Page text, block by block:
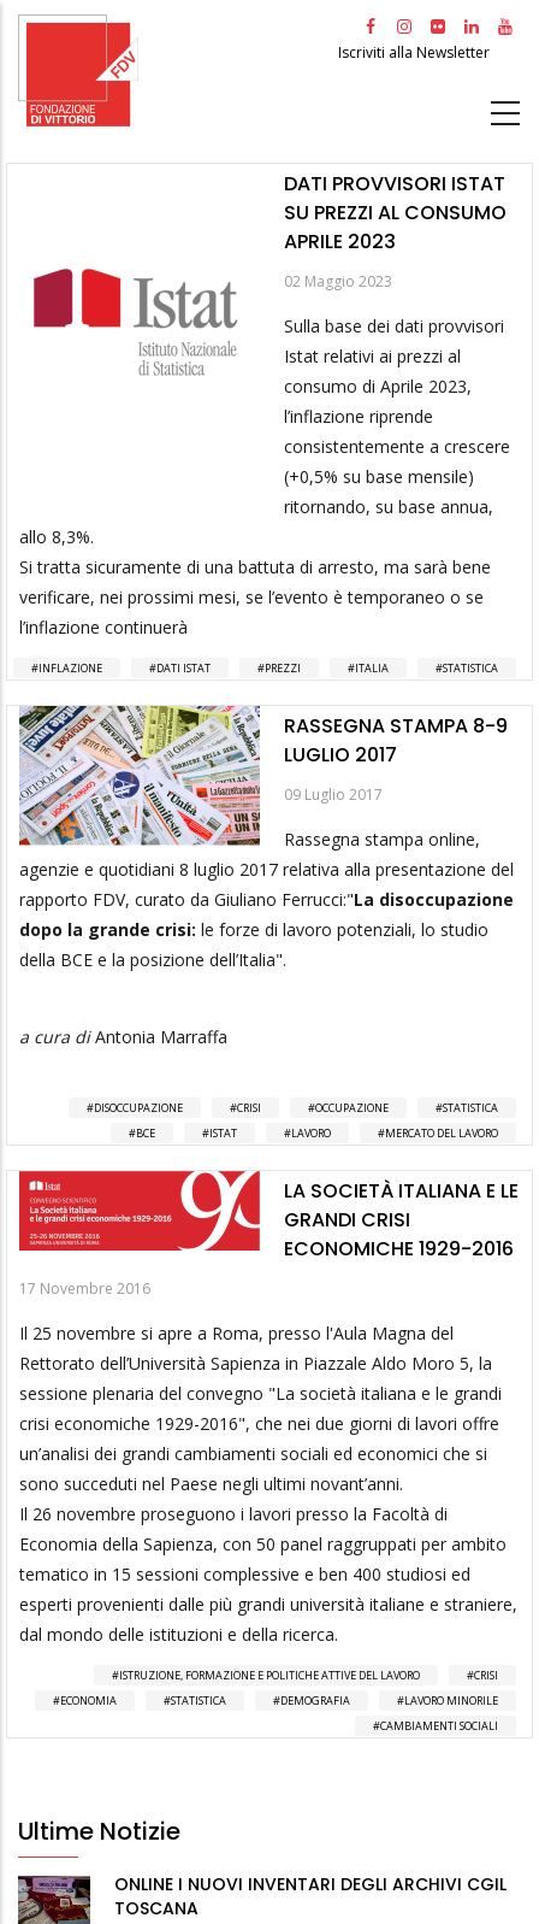
Salta
principale
Iscriviti alla Newsletter
DATI PROVVISORI ISTAT
SU PREZZI AL CONSUMO
APRILE 2023
02 Maggio 2023
Sulla base dei dati provvisori
Istat relativi ai prezzi al
consumo di Aprile 2023,
l’inflazione riprende
consistentemente a crescere
(+0,5% su base mensile)
ritornando, su base annua,
allo 8,3%.
Si tratta sicuramente di una battuta di arresto, ma sarà bene
verificare, nei prossimi mesi, se l’evento è temporaneo o se
l’inflazione continuerà
INFLAZIONE DATI ISTAT PREZZI ITALIA STATISTICA
RASSEGNA STAMPA 8-9
LUGLIO 2017
09 Luglio 2017
Rassegna stampa online,
agenzie e quotidiani 8 luglio 2017 relativa alla presentazione del
rapporto FDV, curato da Giuliano Ferrucci:"La disoccupazione
dopo la grande crisi: le forze di lavoro potenziali, lo studio
della BCE e la posizione dell’Italia".
a cura diAntonia Marraffa
DISOCCUPAZIONE CRISI OCCUPAZIONE
STATISTICA
BCE
ISTAT LAVORO MERCATO DEL LAVORO
LA SOCIETÀ ITALIANA E LE
GRANDI CRISI
ECONOMICHE 1929-2016
17 Novembre 2016
Il 25 novembre si apre a Roma, presso l'Aula Magna del
Rettorato dell’Università Sapienza in Piazzale Aldo Moro 5, la
sessione plenaria del convegno "La società italiana e le grandi
crisi economiche 1929-2016", che nei due giorni di lavori offre
un’analisi dei grandi cambiamenti sociali ed economici che si
sono succeduti nel Paese negli ultimi novant’anni.
Il 26 novembre proseguono i lavori presso la Facoltà di
Economia della Sapienza, con 50 panel raggruppati per ambito
tematico in 15 sessioni complessive e ben 400 studiosi ed
esperti provenienti dalle più grandi università italiane e straniere,
dal mondo delle istituzioni e della ricerca.
ISTRUZIONE, FORMAZIONE E POLITICHE ATTIVE DEL LAVORO
CRISI
ECONOMIA
STATISTICA DEMOGRAFIA
LAVORO MINORILE
CAMBIAMENTI SOCIALI
Ultime Notizie
ONLINE I NUOVI INVENTARI DEGLI ARCHIVI CGIL
TOSCANA